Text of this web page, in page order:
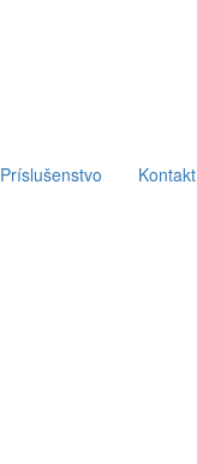
Príslušenstvo Kontakt